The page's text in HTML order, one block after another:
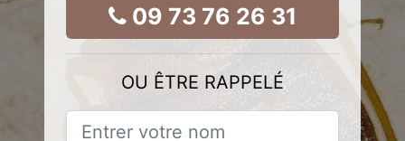
09 73 76 26 31
OU ÊTRE RAPPELÉ